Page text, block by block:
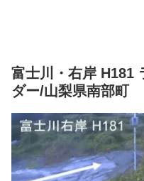
富士川・右岸 H181
ダー/山梨県南部町